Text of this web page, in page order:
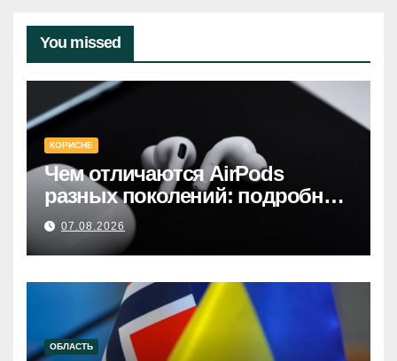
You missed
КОРИСНЕ
Чем отличаются AirPods
разных поколений: подробное
руководство по выбору
07.08.2026
ОБЛАСТЬ